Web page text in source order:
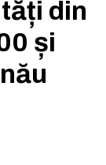
din
și